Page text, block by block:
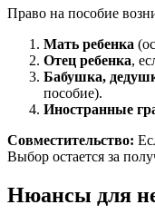
Право на пособие
Мать ребенка
Отец ребенка,
Бабушка,
пособие).
Иностранные
Совместительство:
Выбор остается за
Нюансы для